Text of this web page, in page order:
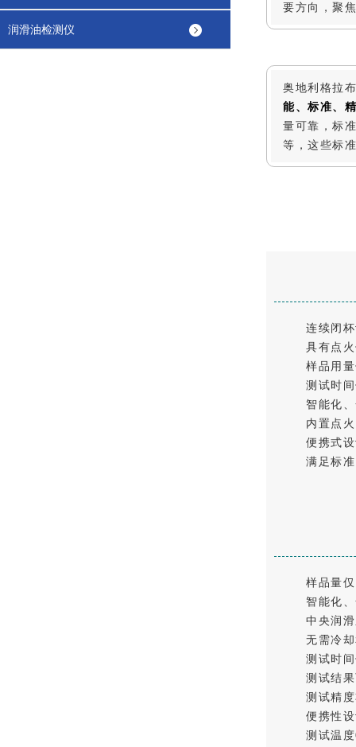
润滑油检测仪
要方向，聚焦
奥地利格拉
能、标准、
量可靠，标
等，这些标
连续闭
具有点
样品用
测试时
智能化
内置点
便携式
满足标
样品量
智能化
中央润
无需冷
测试时
测试结
测试精
便携性
测试温